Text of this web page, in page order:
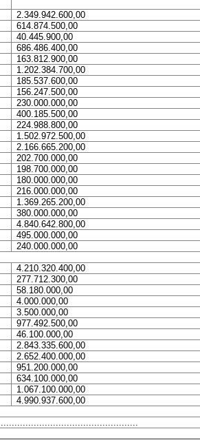
2.349.942.600,00
614.874.500,00
40.445.900,00
686.486.400,00
163.812.900,00
1.202.384.700,00
185.537.600,00
156.247.500,00
230.000.000,00
400.185.500,00
224.988.800,00
1.502.972.500,00
2.166.665.200,00
202.700.000,00
198.700.000,00
180.000.000,00
216.000.000,00
1.369.265.200,00
380.000.000,00
4.840.642.800,00
495.000.000,00
240.000.000,00
4.210.320.400,00
277.712.300,00
58.180.000,00
4.000.000,00
3.500.000,00
977.492.500,00
46.100.000,00
2.843.335.600,00
2.652.400.000,00
951.200.000,00
634.100.000,00
1.067.100.000,00
4.990.937.600,00